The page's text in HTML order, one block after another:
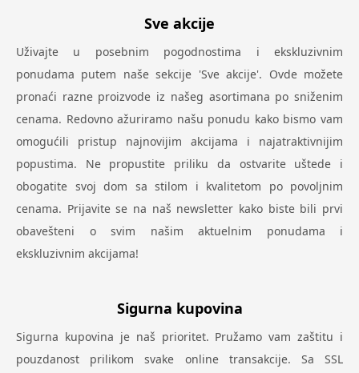
Sve akcije
Uživajte u posebnim pogodnostima i ekskluzivnim
ponudama putem naše sekcije 'Sve akcije'. Ovde možete
pronaći razne proizvode iz našeg asortimana po sniženim
cenama. Redovno ažuriramo našu ponudu kako bismo vam
omogućili pristup najnovijim akcijama i najatraktivnijim
popustima. Ne propustite priliku da ostvarite uštede i
obogatite svoj dom sa stilom i kvalitetom po povoljnim
cenama. Prijavite se na naš newsletter kako biste bili prvi
obavešteni o svim našim aktuelnim ponudama i
ekskluzivnim akcijama!
Sigurna kupovina
Sigurna kupovina je naš prioritet. Pružamo vam zaštitu i
pouzdanost prilikom svake online transakcije. Sa SSL